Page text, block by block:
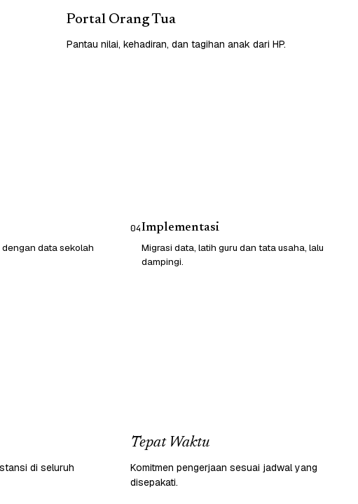
Portal Orang Tua
Pantau nilai, kehadiran, dan tagihan anak dari HP.
data sekolah
04Implementasi
Migrasi data, latih guru dan tata usaha, lalu
dampingi.
di seluruh
Tepat Waktu
Komitmen pengerjaan sesuai jadwal yang
disepakati.